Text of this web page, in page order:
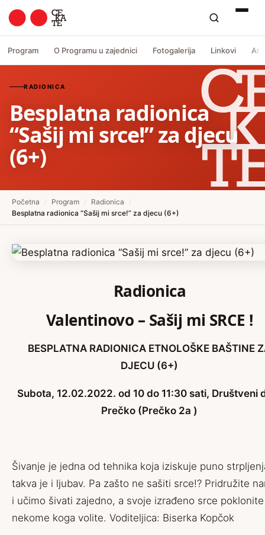
Program O Programu u zajednici Fotogalerija Linkovi
RADIONICA
Besplatna radionica
“Sašij mi srce!” za djecu
(6+)
Početna Program Radionica
Besplatna radionica “Sašij mi srce!” za djecu (6+)
Radionica
Valentinovo – Sašij mi SRCE !
BESPLATNA RADIONICA ETNOLOŠKE BAŠTINE
DJECU (6+)
Subota, 12.02.2022. od 10 do 11:30 sati, Društveni
Prečko (Prečko 2a )
Šivanje je jedna od tehnika koja iziskuje puno
takva je i ljubav. Pa zašto ne sašiti srce!? Pridružite
i učimo šivati zajedno, a svoje izrađeno srce poklonite
nekome koga volite. Voditeljica: Biserka Kopčok